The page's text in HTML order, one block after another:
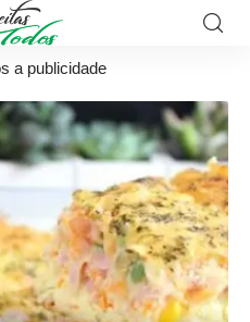
a publicidade